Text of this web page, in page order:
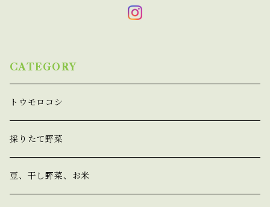
CATEGORY
トウモロコシ
採りたて野菜
豆、干し野菜、お米